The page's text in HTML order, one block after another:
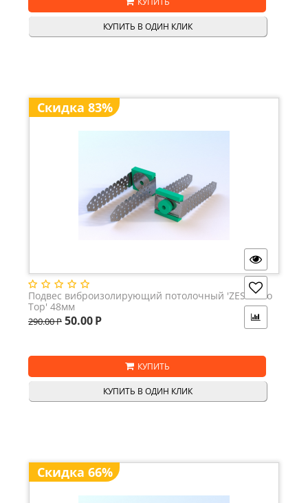
КУПИТЬ В ОДИН КЛИК
Скидка 83%
Подвес виброизолирующий потолочный 'ZES Vibro
Тop' 48мм
290.00Р 50.00Р
КУПИТЬ
КУПИТЬ В ОДИН КЛИК
Скидка 66%